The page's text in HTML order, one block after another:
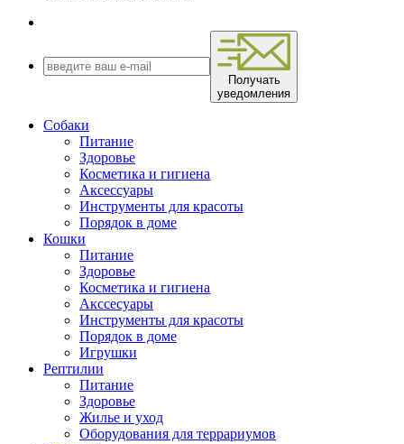
Получать
уведомления
Собаки
Питание
Здоровье
Косметика и гигиена
Аксессуары
Инструменты для красоты
Порядок в доме
Кошки
Питание
Здоровье
Косметика и гигиена
Акссесуары
Инструменты для красоты
Порядок в доме
Игрушки
Рептилии
Питание
Здоровье
Жилье и уход
Оборудования для террариумов